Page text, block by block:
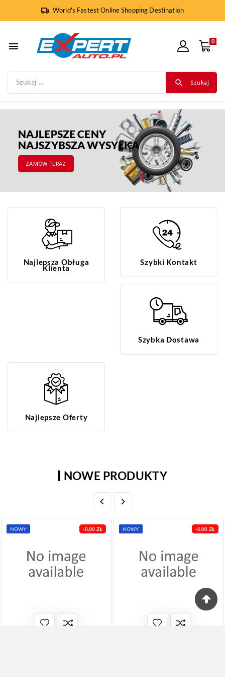
World's Fastest Online Shopping Destination
 0
Szukaj
NAJLEPSZE CENY
NAJSZYBSZA WYSYŁKA
ZAMÓW TERAZ
Najlepsza Obługa
Klienta
Szybki Kontakt
Szybka Dostawa
Najlepsze Oferty
NOWE PRODUKTY
 
NOWY -0,00 ZŁ NOWY -0,00 ZŁ